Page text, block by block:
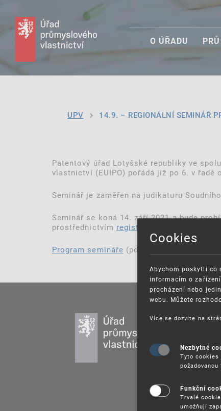
O ÚŘADU
UPV 14.9. – REGIONÁLNÍ SEMINÁŘ
Patentový úřad Lotyšské republiky ve
vlastnictví (EUIPO) pořádá již po 6. v
Seminář je zaměřen na judikaturu
Seminář se koná 14. září 2021 a bude
prostřednictvím registrační stránky
Program semináře (pdf, 150 kB)
Cookies
Abychom poskytli co
informacím o
procházení nebo
webu. Můžete
Více se dozvíte na
Nezbytné
Tyto cookies
Funkční
Trvalé
umožňují